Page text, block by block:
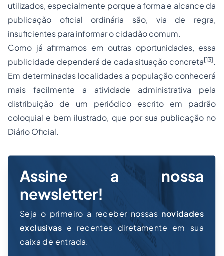
utilizados, especialmente porque a forma e alcance da
publicação oficial ordinária são, via de regra,
insuficientes para informar o cidadão comum.
Como já afirmamos em outras oportunidades, essa
publicidade dependerá de cada situação concreta[13].
Em determinadas localidades a população conhecerá
mais facilmente a atividade administrativa pela
distribuição de um periódico escrito em padrão
coloquial e bem ilustrado, que por sua publicação no
Diário Oficial.
Assine a nossa
newsletter!
Seja o primeiro a receber nossas novidades
exclusivas e recentes diretamente em sua
caixa de entrada.